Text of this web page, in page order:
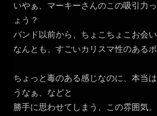
いやぁ、マーキーさんのこの吸引力
ょう？
バンド以前から、ちょこちょこお会
なんとも、すごいカリスマ性のある
ちょっと毒のある感じなのに、本当
うなぁ、などと
勝手に思わせてしまう、この雰囲気。